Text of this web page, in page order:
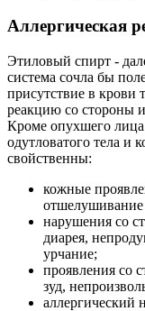
Аллергическая
Этиловый спирт -
система сочла бы
присутствие в крови
реакцию со стороны
Кроме опухшего лица
одутловатого тела и
свойственны:
кожные
отшелушивание
нарушения со
диарея,
урчание;
проявления со
зуд,
аллергический